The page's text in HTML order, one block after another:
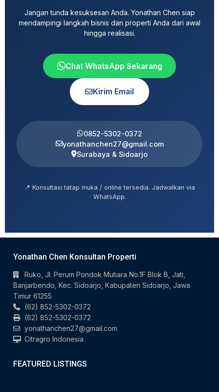
Jangan tunda kesuksesan Anda. Yonathan Chen siap
mendampingi langkah bisnis dan properti Anda dari awal
hingga realisasi.
Chat WhatsApp Sekarang
Kirim Email
0852-5302-0372
yonathanchen27@gmail.com
Surabaya & Sidoarjo
📍 Konsultasi tatap muka / online tersedia. Jadwalkan via
WhatsApp.
Yonathan Chen Konsultan Properti
Ruko, Jl. Perum Pondok Mutiara No.1F Blok B, Jati,
Banjarbendo, Kec. Sidoarjo, Kabupaten Sidoarjo, Jawa
Timur 61255
(62) 852-5302-0372
(62) 852-5302-0372
yonathanchen27@gmail.com
Citragro Indonesia
FEATURED LISTINGS